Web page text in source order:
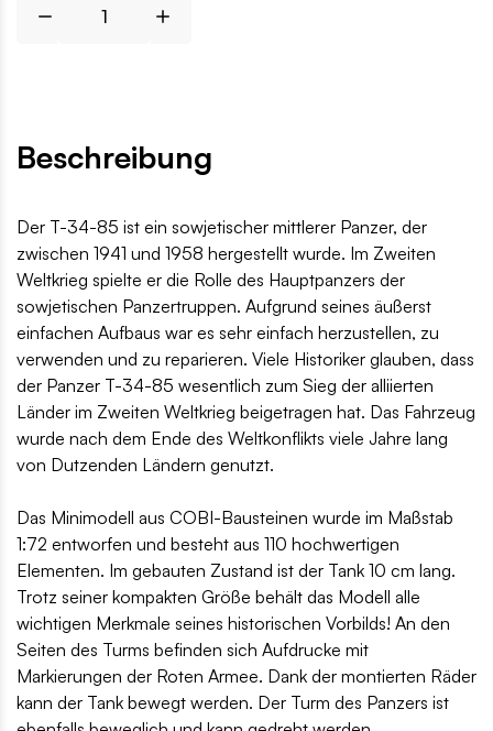
Beschreibung
Der T-34-85 ist ein sowjetischer mittlerer Panzer, der
zwischen 1941 und 1958 hergestellt wurde. Im Zweiten
Weltkrieg spielte er die Rolle des Hauptpanzers der
sowjetischen Panzertruppen. Aufgrund seines äußerst
einfachen Aufbaus war es sehr einfach herzustellen, zu
verwenden und zu reparieren. Viele Historiker glauben, dass
der Panzer T-34-85 wesentlich zum Sieg der alliierten
Länder im Zweiten Weltkrieg beigetragen hat. Das Fahrzeug
wurde nach dem Ende des Weltkonflikts viele Jahre lang
von Dutzenden Ländern genutzt.
Das Minimodell aus COBI-Bausteinen wurde im Maßstab
1:72 entworfen und besteht aus 110 hochwertigen
Elementen. Im gebauten Zustand ist der Tank 10 cm lang.
Trotz seiner kompakten Größe behält das Modell alle
wichtigen Merkmale seines historischen Vorbilds! An den
Seiten des Turms befinden sich Aufdrucke mit
Markierungen der Roten Armee. Dank der montierten Räder
kann der Tank bewegt werden. Der Turm des Panzers ist